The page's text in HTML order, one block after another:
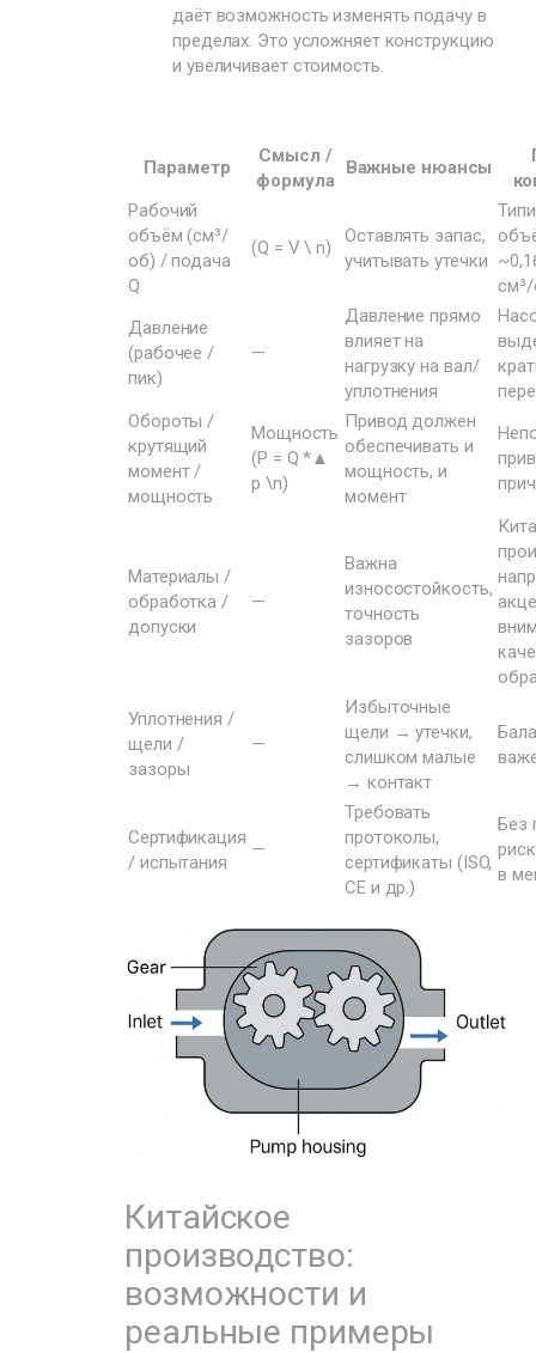
даёт возможность изменять подачу в
пределах. Это усложняет конструкцию
и увеличивает стоимость.
Параметр
Смысл /
формула
Важные нюансы
Рабочий
объём (см³/
об) / подача
Q
(Q = V \ n)
Оставлять запас,
учитывать утечки
Давление
(рабочее /
пик)
—
Давление прямо
влияет на
нагрузку на вал/
уплотнения
Обороты /
крутящий
момент /
мощность
Мощность
(P = Q *▲
p \n)
Привод должен
обеспечивать и
мощность, и
момент
Материалы /
обработка /
допуски
—
Важна
износостойкость,
точность
зазоров
Уплотнения /
щели /
зазоры
—
Избыточные
щели → утечки,
слишком малые
→ контакт
Сертификация
/ испытания
—
Требовать
протоколы,
сертификаты (ISO,
CE и др.)
Без
в
Китайское
производство:
возможности и
реальные примеры